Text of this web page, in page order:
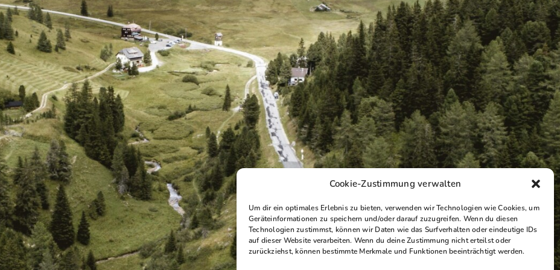
Cookie-Zustimmung verwalten
Um dir ein optimales Erlebnis zu bieten, verwenden wir Technologien wie Cookies, um
Geräteinformationen zu speichern und/oder darauf zuzugreifen. Wenn du diesen
Technologien zustimmst, können wir Daten wie das Surfverhalten oder eindeutige IDs
auf dieser Website verarbeiten. Wenn du deine Zustimmung nicht erteilst oder
zurückziehst, können bestimmte Merkmale und Funktionen beeinträchtigt werden.